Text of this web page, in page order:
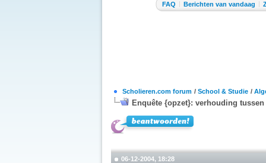
FAQ Berichten van vandaag
Scholieren.com forum / School & Studie /
Enquête {opzet}: verhouding
06-12-2004, 18:28